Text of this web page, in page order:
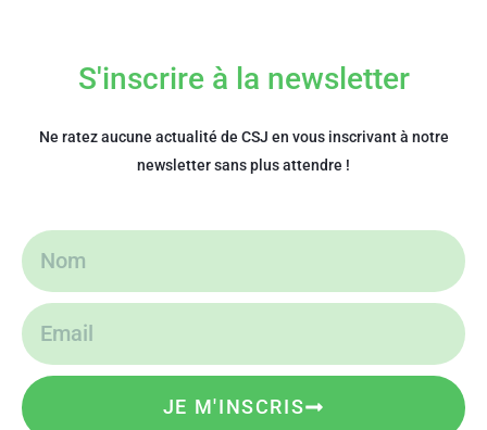
S'inscrire à la newsletter
Ne ratez aucune actualité de CSJ en vous inscrivant à notre
newsletter sans plus attendre !
JE M'INSCRIS